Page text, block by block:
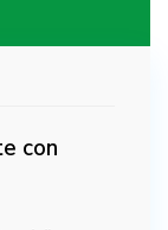
con